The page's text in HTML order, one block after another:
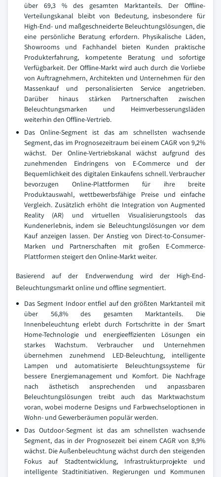
über 69,3 % des gesamten Marktanteils. Der Offline-
Verteilungskanal bleibt von Bedeutung, insbesondere für
High-End- und maßgeschneiderte Beleuchtungslösungen, die
eine persönliche Beratung erfordern. Physikalische Läden,
Showrooms und Fachhandel bieten Kunden praktische
Produkterfahrung, kompetente Beratung und sofortige
Verfügbarkeit. Der Offline-Markt wird auch durch die Vorliebe
von Auftragnehmern, Architekten und Unternehmen für den
Massenkauf und personalisierten Service angetrieben.
Darüber hinaus stärken Partnerschaften zwischen
Beleuchtungsmarken und Heimverbesserungsläden
weiterhin den Offline-Vertrieb.
Das Online-Segment ist das am schnellsten wachsende
Segment, das im Prognosezeitraum bei einem CAGR von 9,2%
wächst. Der Online-Vertriebskanal wächst aufgrund des
zunehmenden Eindringens von E-Commerce und der
Bequemlichkeit des digitalen Einkaufens schnell. Verbraucher
bevorzugen Online-Plattformen für ihre breite
Produktauswahl, wettbewerbsfähige Preise und einfache
Vergleich. Zusätzlich erhöht die Integration von Augmented
Reality (AR) und virtuellen Visualisierungstools das
Kundenerlebnis, indem sie Beleuchtungslösungen vor dem
Kauf anzeigen lassen. Der Anstieg von Direct-to-Consumer-
Marken und Partnerschaften mit großen E-Commerce-
Plattformen steigert den Online-Markt weiter.
Basierend auf der Endverwendung wird der High-End-
Beleuchtungsmarkt online und offline segmentiert.
Das Segment Indoor entfiel auf den größten Marktanteil mit
über 56,8% des gesamten Marktanteils. Die
Innenbeleuchtung erlebt durch Fortschritte in der Smart
Home-Technologie und energieeffizienten Lösungen ein
starkes Wachstum. Verbraucher und Unternehmen
übernehmen zunehmend LED-Beleuchtung, intelligente
Lampen und automatisierte Beleuchtungssysteme für
bessere Energiemanagement und Komfort. Die Nachfrage
nach ästhetisch ansprechenden und anpassbaren
Beleuchtungslösungen treibt auch das Marktwachstum
voran, wobei moderne Designs und Farbwechseloptionen in
Wohn- und Gewerberäumen populär werden.
Das Outdoor-Segment ist das am schnellsten wachsende
Segment, das in der Prognosezeit bei einem CAGR von 8,9%
wächst. Die Außenbeleuchtung wächst durch den steigenden
Fokus auf Stadtentwicklung, Infrastrukturprojekte und
intelligente Stadtinitiativen. Regierungen und Kommunen